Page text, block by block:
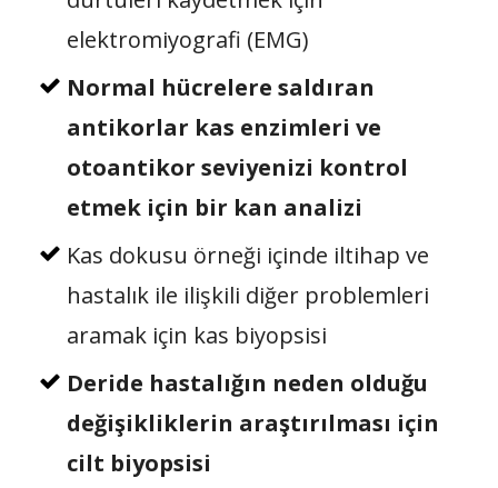
elektromiyografi (EMG)
Normal hücrelere saldıran
antikorlar kas enzimleri ve
otoantikor seviyenizi kontrol
etmek için bir kan analizi
Kas dokusu örneği içinde iltihap ve
hastalık ile ilişkili diğer problemleri
aramak için kas biyopsisi
Deride hastalığın neden olduğu
değişikliklerin araştırılması için
cilt biyopsisi